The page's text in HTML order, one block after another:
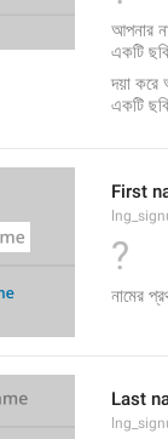
আপনার
একটি
দয়া করে
একটি
First
?
নামের
Last